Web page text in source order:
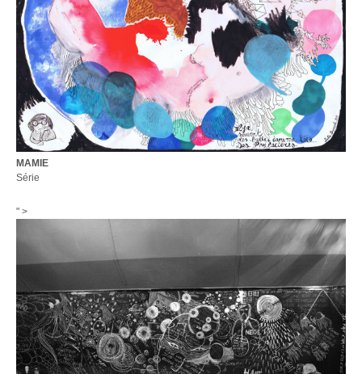
MAMIE
Série
" >